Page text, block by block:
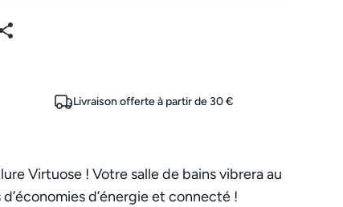
Livraison offerte à partir de 30 €
Virtuose ! Votre salle de bains vibrera au
d’énergie et connecté !